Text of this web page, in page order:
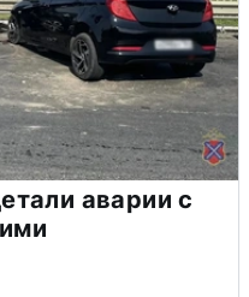
аварии с